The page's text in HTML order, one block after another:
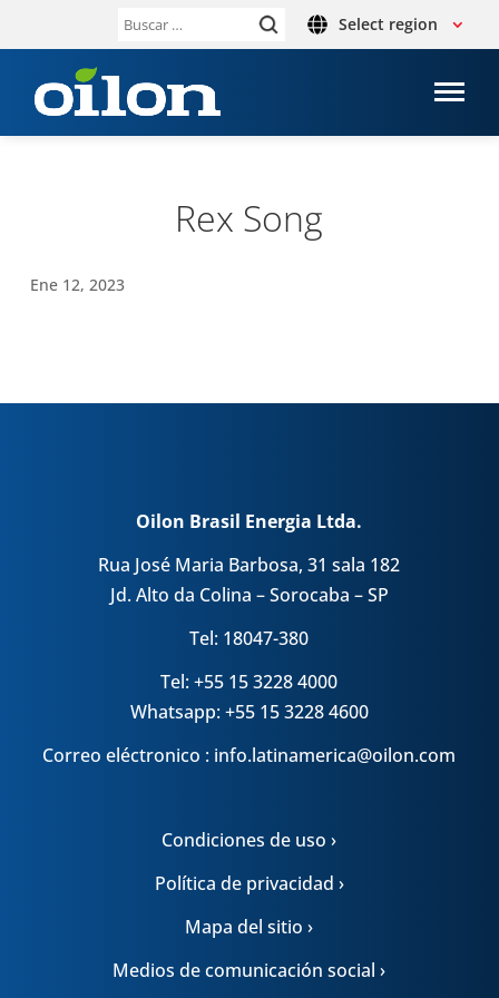
Buscar: Select region
Rex Song
Ene 12, 2023
Oilon Brasil Energia Ltda.
Rua José Maria Barbosa, 31 sala 182
Jd. Alto da Colina – Sorocaba – SP
Tel: 18047-380
Tel: +55 15 3228 4000
Whatsapp: +55 15 3228 4600
Correo eléctronico : info.latinamerica@oilon.com
Condiciones de uso ›
Política de privacidad ›
Mapa del sitio ›
Medios de comunicación social ›